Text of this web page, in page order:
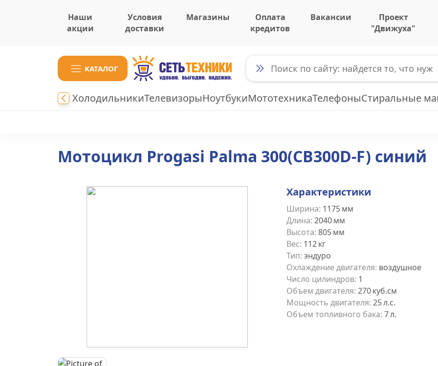
Наши
акции
Условия
доставки
Магазины
Оплата
кредитов
Вакансии
Проект
"Движуха"
КАТАЛОГ
ХолодильникиТелевизорыНоутбукиМототехникаТелефоныСтиральные
Мотоцикл Progasi Palma 300(CB300D-F) синий
Характеристики
Ширина: 1175мм
Длина: 2040мм
Высота: 805мм
Вес: 112кг
Тип: эндуро
Охлаждение двигателя: воздушное
Число цилиндров: 1
Объем двигателя: 270куб.см
Мощность двигателя: 25л.с.
Объем топливного бака: 7л.